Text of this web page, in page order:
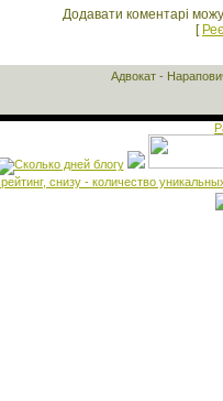
Додавати коментарі
[
Адвокат -